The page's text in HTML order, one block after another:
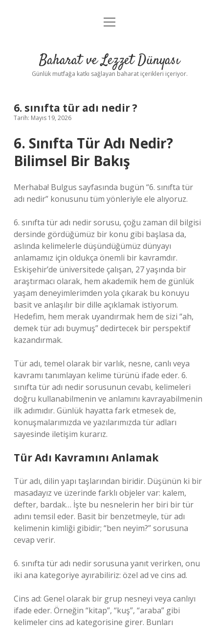
Anasayfa
Yasal Uyarı
menüyü
Baharat ve Lezzet Dünyası
Günlük mutfağa katkı sağlayan baharat içerikleri içeriyor.
6. sınıfta tür adı nedir ?
Tarih: Mayıs 19, 2026
6. Sınıfta Tür Adı Nedir?
Bilimsel Bir Bakış
Merhaba! Bulgus sayfasında bugün “6. sınıfta tür
adı nedir” konusunu tüm yönleriyle ele alıyoruz.
6. sınıfta tür adı nedir sorusu, çoğu zaman dil bilgisi
dersinde gördüğümüz bir konu gibi başlasa da,
aslında kelimelerle düşündüğümüz dünyayı
anlamamız için oldukça önemli bir kavramdır.
Eskişehir’de üniversitede çalışan, 27 yaşında bir
araştırmacı olarak, hem akademik hem de günlük
yaşam deneyimlerimden yola çıkarak bu konuyu
basit ve anlaşılır bir dille açıklamak istiyorum.
Hedefim, hem merak uyandırmak hem de sizi “ah,
demek tür adı buymuş” dedirtecek bir perspektif
kazandırmak.
Tür adı, temel olarak bir varlık, nesne, canlı veya
kavramı tanımlayan kelime türünü ifade eder. 6.
sınıfta tür adı nedir sorusunun cevabı, kelimeleri
doğru kullanabilmenin ve anlamını kavrayabilmenin
ilk adımıdır. Günlük hayatta fark etmesek de,
konuşmalarımızda ve yazılarımızda tür adları
sayesinde iletişim kurarız.
Tür Adı Kavramını Anlamak
Tür adı, dilin yapı taşlarından biridir. Düşünün ki bir
masadayız ve üzerinde farklı objeler var: kalem,
defter, bardak… İşte bu nesnelerin her biri bir tür
adını temsil eder. Basit bir benzetmeyle, tür adı
kelimenin kimliği gibidir; “ben neyim?” sorusuna
cevap verir.
6. sınıfta tür adı nedir sorusuna yanıt verirken, onu
iki ana kategoriye ayırabiliriz: özel ad ve cins ad.
Cins ad: Genel olarak bir grup nesneyi veya canlıyı
ifade eder. Örneğin “kitap”, “kuş”, “araba” gibi
kelimeler cins ad kategorisine girer. Bunları